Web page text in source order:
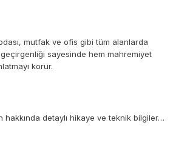
mutfak ve ofis gibi tüm alanlarda
geçirgenliği sayesinde hem mahremiyet
korur.
hakkında detaylı hikaye ve teknik bilgiler…